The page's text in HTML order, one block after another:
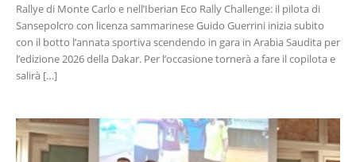
Rallye di Monte Carlo e nell’Iberian Eco Rally Challenge: il pilota di
Sansepolcro con licenza sammarinese Guido Guerrini inizia subito
con il botto l’annata sportiva scendendo in gara in Arabia Saudita per
l’edizione 2026 della Dakar. Per l’occasione tornerà a fare il copilota e
salirà […]